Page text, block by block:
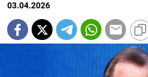
03.04.2026